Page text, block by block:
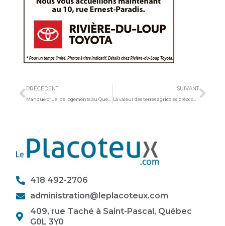
PRÉCÉDENT
Manque cruel de logements au Québec : « Le gouvernement doit agir immédiatement! »
SUIVANT
418 492-2706
administration@leplacoteux.com
409, rue Taché à Saint-Pascal, Québec
G0L 3Y0